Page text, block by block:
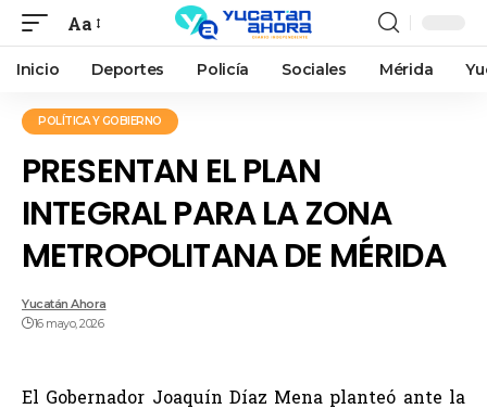
Aa
Inicio Deportes Policía Sociales Mérida
POLÍTICA Y GOBIERNO
PRESENTAN EL PLAN
INTEGRAL PARA LA ZONA
METROPOLITANA DE MÉRIDA
Yucatán Ahora
16 mayo, 2026
El Gobernador Joaquín Díaz Mena planteó ante la